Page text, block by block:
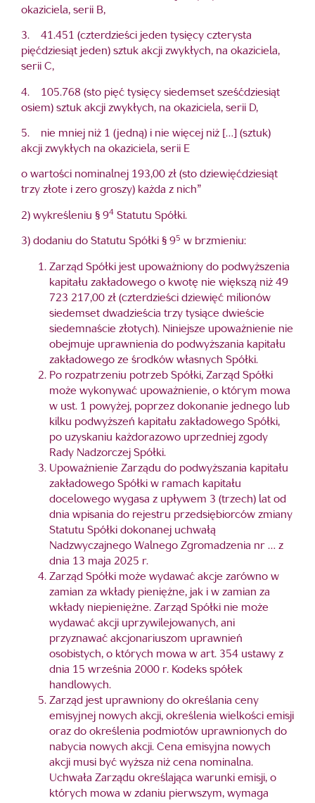
okaziciela, serii B,
3. 41.451 (czterdzieści jeden tysięcy czterysta
pięćdziesiąt jeden) sztuk akcji zwykłych, na okaziciela,
serii C,
4. 105.768 (sto pięć tysięcy siedemset sześćdziesiąt
osiem) sztuk akcji zwykłych, na okaziciela, serii D,
5. nie mniej niż 1 (jedną) i nie więcej niż […] (sztuk)
akcji zwykłych na okaziciela, serii E
o wartości nominalnej 193,00 zł (sto dziewięćdziesiąt
trzy złote i zero groszy) każda z nich”
2) wykreśleniu § 94 Statutu Spółki.
3) dodaniu do Statutu Spółki § 95 w brzmieniu:
Zarząd Spółki jest upoważniony do podwyższenia
kapitału zakładowego o kwotę nie większą niż 49
723 217,00 zł (czterdzieści dziewięć milionów
siedemset dwadzieścia trzy tysiące dwieście
siedemnaście złotych). Niniejsze upoważnienie nie
obejmuje uprawnienia do podwyższania kapitału
zakładowego ze środków własnych Spółki.
Po rozpatrzeniu potrzeb Spółki, Zarząd Spółki
może wykonywać upoważnienie, o którym mowa
w ust. 1 powyżej, poprzez dokonanie jednego lub
kilku podwyższeń kapitału zakładowego Spółki,
po uzyskaniu każdorazowo uprzedniej zgody
Rady Nadzorczej Spółki.
Upoważnienie Zarządu do podwyższania kapitału
zakładowego Spółki w ramach kapitału
docelowego wygasa z upływem 3 (trzech) lat od
dnia wpisania do rejestru przedsiębiorców zmiany
Statutu Spółki dokonanej uchwałą
Nadzwyczajnego Walnego Zgromadzenia nr … z
dnia 13 maja 2025 r.
Zarząd Spółki może wydawać akcje zarówno w
zamian za wkłady pieniężne, jak i w zamian za
wkłady niepieniężne. Zarząd Spółki nie może
wydawać akcji uprzywilejowanych, ani
przyznawać akcjonariuszom uprawnień
osobistych, o których mowa w art. 354 ustawy z
dnia 15 września 2000 r. Kodeks spółek
handlowych.
Zarząd jest uprawniony do określania ceny
emisyjnej nowych akcji, określenia wielkości emisji
oraz do określenia podmiotów uprawnionych do
nabycia nowych akcji. Cena emisyjna nowych
akcji musi być wyższa niż cena nominalna.
Uchwała Zarządu określająca warunki emisji, o
których mowa w zdaniu pierwszym, wymaga